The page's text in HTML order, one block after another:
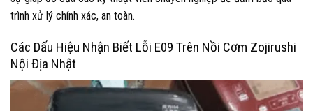
trình xử lý chính xác, an toàn.
Các Dấu Hiệu Nhận Biết Lỗi E09 Trên Nồi Cơm Zojirushi
Nội Địa Nhật